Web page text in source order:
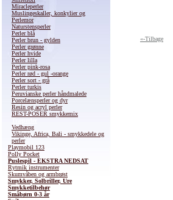
Miracleperler
Muslingeskaller, konkylier og
Perlemor
Naturstensperler
Perler blå
Perler brun - gylden
Perler grønne
Perler hvide
Perler lilla
Perler pink-rosa
Perler rød - gul -orange
Perler sort - grå
Perler turkis
Peruvianske perler håndmalede
Porcelænsperler og dyr
Resin og acryl perler
REST-POSER smykkemix
Vedhæng
Vikinge, Africa, Bali - smykkedele og
perler
Playmobil 123
Polly Pocket
Puslespil - EKSTRA NEDSAT
Rytmik instrumenter
Skumvåben og armbrøst
Smykker, Solbriller, Ure
Smykketilbehør
Småbørn 0-3 år
«-Tilbage